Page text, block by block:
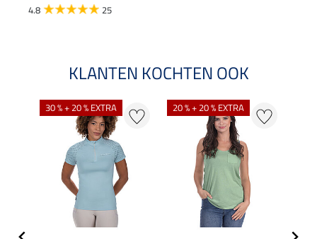
4.8 25
KLANTEN KOCHTEN OOK
30 % + 20 % EXTRA 20 % + 20 % EXTRA